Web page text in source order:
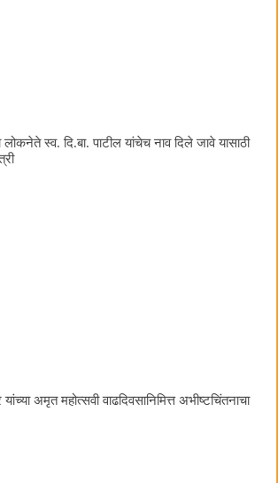
लोकनेते स्व. दि.बा. पाटील यांचेच नाव दिले जावे यासाठी
अमृत महोत्सवी वाढदिवसानिमित्त अभीष्टचिंतनाचा